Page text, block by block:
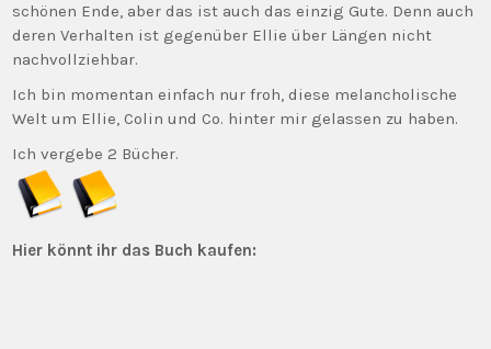
schönen Ende, aber das ist auch das einzig Gute. Denn auch
deren Verhalten ist gegenüber Ellie über Längen nicht
nachvollziehbar.
Ich bin momentan einfach nur froh, diese melancholische
Welt um Ellie, Colin und Co. hinter mir gelassen zu haben.
Ich vergebe 2 Bücher.
Hier könnt ihr das Buch kaufen: